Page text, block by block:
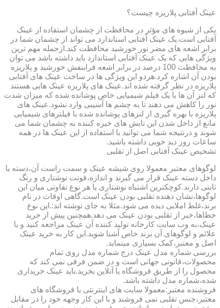
عینک آفتابی پلاریزه چیست؟
یکی از شیوه های مؤثر در محافظت از چشمان استفاده از عینک
آفتابی است.یک عینک آفتابی استاندارد می تواند از چشمان شما در
برابر اشعه های مضر نور خورشید محافظت کند.ازجمله مهم ترین
ویژگی هایی که یک عینک آفتابی استاندارد باید داشته باشد می توان
به محافظت 100 درصد در برابر اشعه فرابنفش خورشید و پلاریزه
بودن آن اشاره کرد.هردو این ویژگی ها در ساخت عینک های آفتابی
پلاریزه در نظر گرفته شده اند.عینک های پلاریزه عینک هایی هستند
که لنز آن ها با یک فیلم شیمیایی خاص پوشانده شده که میزان شدت
نور را کاهش می دهند تا به چشم ها آسیبی وارد نشود.عینک های
پلاریزه با بهره گیری از لنزهای پوشانده شده با فیلترهای شیمیایی
مانع از داخل شدن این تابش های خیره کننده به چشمان شما می
شوند و درنتیجه شما می توانید با استفاده از این عینک ها در همه
ساعات روز دید خوبی داشته باشید.
تشخیص عینک آفتابی اصل از تقلبی
لوگوهای معتبر معمولا روی شیشه عینک و سمت راست آن،دسته یا
داخل دسته عینک قرار می گیرند و اندازه،فونت نوشتاری و رنگ
ثابتی دارند.کوچکترین اشتباه نوشتاری یا هر نوع تفاوتی میان این
لوگوها،نشان دهنده تقلبی بودن عینک است.گاهی اوقات در نام
برند،غلط املایی دیده می شود.مثلا به جای نوشته اند:.این نوع
خطاها،خبر از تقلبی بودن عینک می دهد.همچنین پیش از خرید
عینک،به وب سایت کارخانه تولید کننده آن عینک مراجعه کنید و با
علائم و لوگوهای آن برند خاص آشنا شوید.این کار به خرید عینک
اصل و معتبر،کمک بسیاری مینماید.
بررسی شماره مدل عینک درج شماره مدل روی تمام
محصولات،قانونی جهانی است و در ضمن فرقی نمی کند که
محصول را از طریق فروشگاه یا آنلاین بخرید.باید عینک خریداری
شده،شماره مدل داشته باشد.
فروشنده معتبر:معمولا سایت های اینترنتی یا فروشگاه های
معتبر،جنس تقلبی نمی فروشند و با این کار وجهه خود را در مقابل